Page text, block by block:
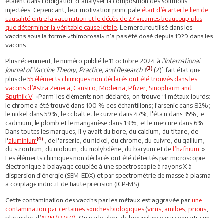
injectées. Cependant, leur motivation principaleétait d’écarter le lien de
causalité entre la vaccination et le décès de 27 victimes beaucoup plus
que déterminer la véritable cause létale . Le mercureutilisé dans les
vaccins sous la forme «thimorosal» n’a pas été dosé depuis 1929 dans les
vaccins.
Plus récemment, le numéro publié le 11 octobre 2024 à l’International
Journal of Vaccine Theory, Practice, and Research3(3) (2)) fait état que
plus de55 éléments chimiques non déclarés ont été trouvés dans les
vaccins d’Astra Zeneca, Cansino, Moderna, Pfizer, Sinopharm and
Sputnik V. «Parmi les éléments non déclarés, on trouve 11 métaux lourds:
le chrome a été trouvé dans 100 % des échantillons; l'arsenic dans 82%;
le nickel dans 59%; le cobalt et le cuivre dans 47%; l'étain dans 35%; le
cadmium, le plomb et le manganèse dans 18%; et le mercure dans 6%...
Dans toutes les marques, il y avait du bore, du calcium, du titane, de
l'aluminium(4)
, de l'arsenic, du nickel, du chrome, du cuivre, du gallium,
du strontium, du niobium, du molybdène, du baryum et del’hafnium . »
Les éléments chimiques non déclarés ont été détectés par microscopie
électronique à balayage couplée à une spectroscopie à rayons X à
dispersion d'énergie (SEM-EDX) et par spectrométrie de masse à plasma
à couplage inductif de haute précision (ICP-MS).
Cette contamination des vaccins par les métaux est aggravée parune
contamination par certaines souches biologiques (virus, amibes prions